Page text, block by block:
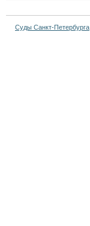
Суды Санкт-Петербурга